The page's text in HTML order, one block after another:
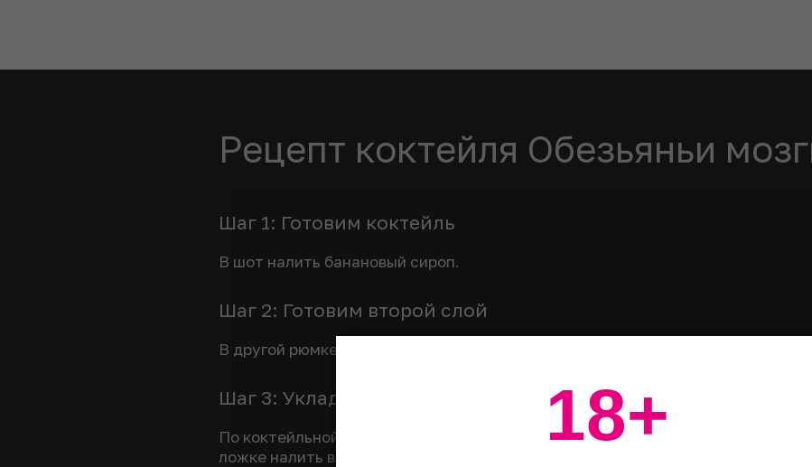
Рецепт коктейля Обезьяньи
Шаг 1: Готовим коктейль
В шот налить банановый сироп.
Шаг 2: Готовим второй слой
В другой рюмке смешать лимонный сок и ликер Irish Cream. Сливочный ликер
Шаг 3: Укладываем слои
По коктейльной ложке аккуратно налить свернувшуюся смесь на банановый
ложке налить водку.
18+